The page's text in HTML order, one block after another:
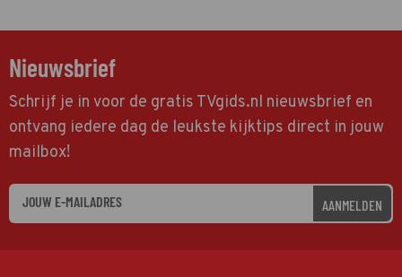
Nieuwsbrief
Schrijf je in voor de gratis TVgids.nl nieuwsbrief en
ontvang iedere dag de leukste kijktips direct in jouw
mailbox!
AANMELDEN